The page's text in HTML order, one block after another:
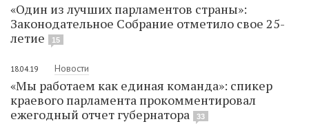
«Один из лучших парламентов страны»:
Законодательное Собрание отметило свое 25-
летие
15
18.04.19 Новости
«Мы работаем как единая команда»: спикер
краевого парламента прокомментировал
ежегодный отчет губернатора
33